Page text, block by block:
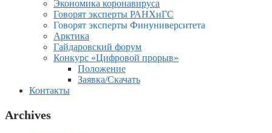
Экономика коронавируса
Говорят эксперты РАНХиГС
Говорят эксперты Финуниверситета
Арктика
Гайдаровский форум
Конкурс «Цифровой прорыв»
Положение
Заявка/Скачать
Контакты
Archives